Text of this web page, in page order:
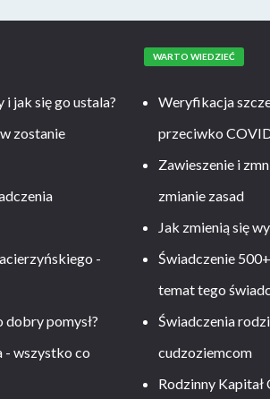
jak się go ustala?
zostanie
-
dobry pomysł?
wszystko co
WARTO WIEDZIEĆ
Weryfikacja
przeciwko
Zawieszenie i
zmianie zasad
Jak zmienią się
Świadczenie
temat tego
Świadczenia
cudzoziemcom
Rodzinny